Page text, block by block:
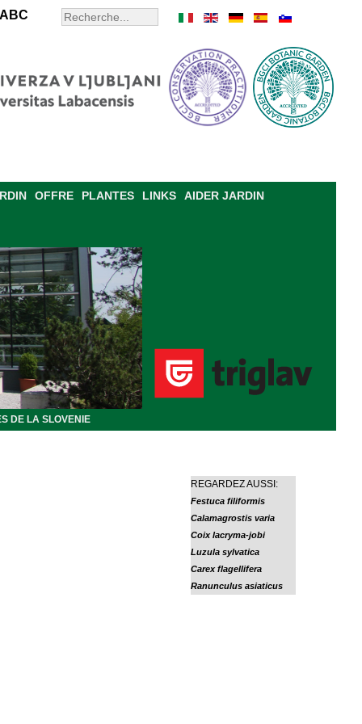
ABC
OFFRE PLANTES LINKS AIDER JARDIN
DE LA SLOVENIE
REGARDEZ AUSSI:
Festuca filiformis
Calamagrostis varia
Coix lacryma-jobi
Luzula sylvatica
Carex flagellifera
Ranunculus asiaticus